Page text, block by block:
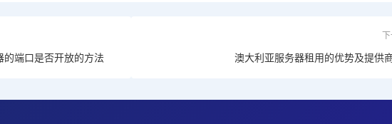
端口是否开放的方法 澳大利亚服务器租用的优势及提供